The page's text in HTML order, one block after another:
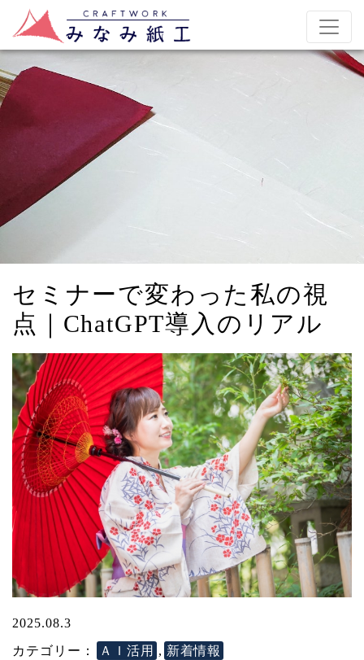
セミナーで変わった私の視
点｜ChatGPT導入のリアル
2025.08.3
カテゴリー：
ＡＩ活用 , 新着情報